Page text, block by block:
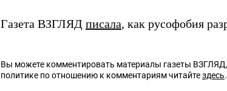
Газета ВЗГЛЯД писала, как русофобия
Вы можете комментировать материалы газеты ВЗГЛЯД,
политике по отношению к комментариям читайтездесь.